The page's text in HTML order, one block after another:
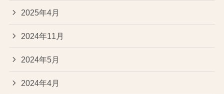
2025年4月
2024年11月
2024年5月
2024年4月